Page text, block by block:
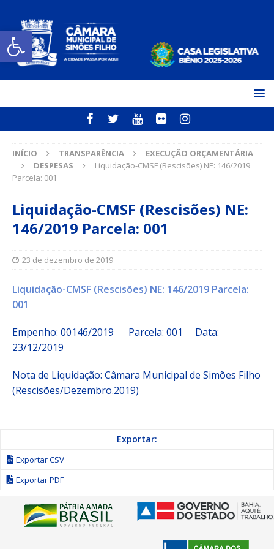
Open toolbar
INÍCIO TRANSPARÊNCIA
EXECUÇÃO ORÇAMENTÁRIA
DESPESAS
Liquidação-CMSF (Rescisões) NE: 146/2019
Parcela: 001
Liquidação-CMSF (Rescisões) NE:
146/2019 Parcela: 001
23 de dezembro de 2019
Liquidação-CMSF (Rescisões) NE: 146/2019 Parcela:
001
Empenho: 00146/2019 Parcela: 001 Data:
23/12/2019
Nota de Liquidação: Câmara Municipal de Simões Filho
(Rescisões/Dezembro.2019)
Exportar:
Exportar CSV
Exportar PDF